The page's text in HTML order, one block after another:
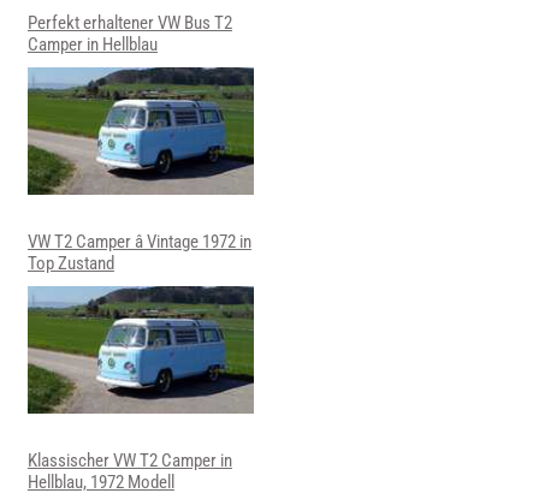
Perfekt erhaltener VW Bus T2
Camper in Hellblau
VW T2 Camper â Vintage 1972 in
Top Zustand
Klassischer VW T2 Camper in
Hellblau, 1972 Modell